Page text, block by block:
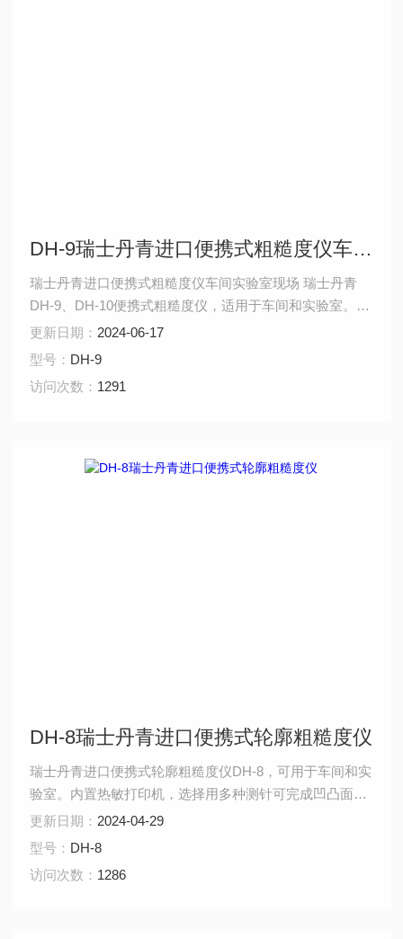
DH-9瑞士丹青进口便携式粗糙度仪车间实验室现场
瑞士丹青进口便携式粗糙度仪车间实验室现场 瑞士丹青
DH-9、DH-10便携式粗糙度仪，适用于车间和实验室。配
合多种测针可完成凹凸面、球面、齿面、小孔等特殊测量
需求。与通常测量系统相比较，由于其功能多、测量单件
更新日期： 2024-06-17
型号： DH-9
访问次数： 1291
DH-8瑞士丹青进口便携式轮廓粗糙度仪
瑞士丹青进口便携式轮廓粗糙度仪DH-8，可用于车间和实
验室。内置热敏打印机，选择用多种测针可完成凹凸面、
球面、齿面、小孔等特殊测量。其功能多、测量单元尺寸
小，在工件表面测量中具有很强的适用性。仪器可选择
量结果输出到计算机，通过Excel软件对测量结果进行统
更新日期： 2024-04-29
型号： DH-8
访问次数： 1286